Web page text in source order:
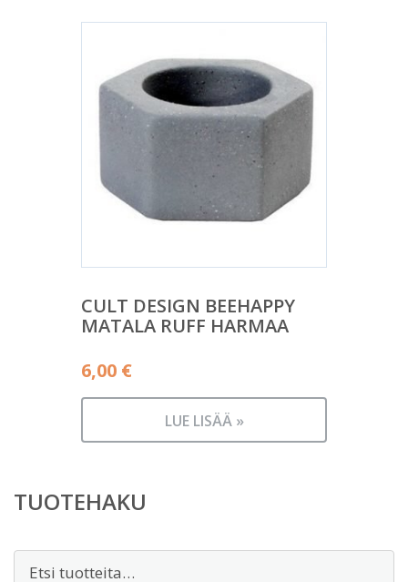
CULT DESIGN BEEHAPPY
MATALA RUFF HARMAA
6,00 €
LUE LISÄÄ »
TUOTEHAKU
Etsi: